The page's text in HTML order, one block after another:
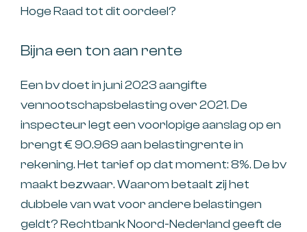
Hoge Raad tot dit oordeel?
Bijna een ton aan rente
Een bv doet in juni 2023 aangifte
vennootschapsbelasting over 2021. De
inspecteur legt een voorlopige aanslag op en
brengt € 90.969 aan belastingrente in
rekening. Het tarief op dat moment: 8%. De bv
maakt bezwaar. Waarom betaalt zij het
dubbele van wat voor andere belastingen
geldt? Rechtbank Noord-Nederland geeft de